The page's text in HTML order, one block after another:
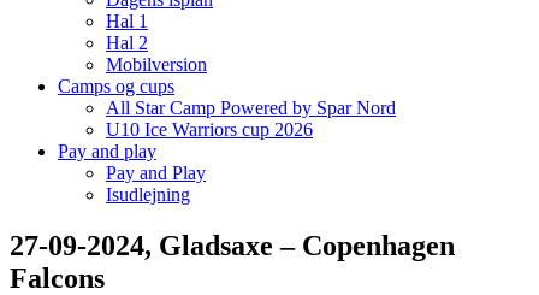
Hal 1
Hal 2
Mobilversion
Camps og cups
All Star Camp Powered by Spar Nord
U10 Ice Warriors cup 2026
Pay and play
Pay and Play
Isudlejning
27-09-2024, Gladsaxe – Copenhagen
Falcons